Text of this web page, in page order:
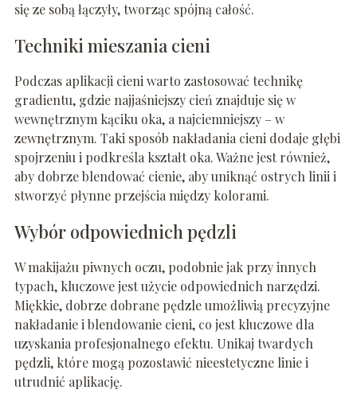
się ze sobą łączyły, tworząc spójną całość.
Techniki mieszania cieni
Podczas aplikacji cieni warto zastosować technikę
gradientu, gdzie najjaśniejszy cień znajduje się w
wewnętrznym kąciku oka, a najciemniejszy – w
zewnętrznym. Taki sposób nakładania cieni dodaje głębi
spojrzeniu i podkreśla kształt oka. Ważne jest również,
aby dobrze blendować cienie, aby uniknąć ostrych linii i
stworzyć płynne przejścia między kolorami.
Wybór odpowiednich pędzli
W makijażu piwnych oczu, podobnie jak przy innych
typach, kluczowe jest użycie odpowiednich narzędzi.
Miękkie, dobrze dobrane pędzle umożliwią precyzyjne
nakładanie i blendowanie cieni, co jest kluczowe dla
uzyskania profesjonalnego efektu. Unikaj twardych
pędzli, które mogą pozostawić nieestetyczne linie i
utrudnić aplikację.